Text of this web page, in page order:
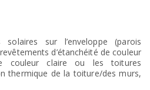
sur l’enveloppe (parois
d’étanchéité de couleur
couleur claire ou les toitures
thermique de la toiture/des murs,